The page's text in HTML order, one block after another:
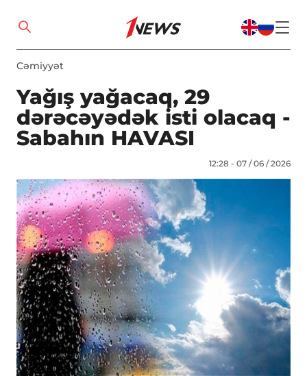
Cəmiyyət
Yağış yağacaq, 29
dərəcəyədək isti olacaq -
Sabahın HAVASI
12:28 - 07 / 06 / 2026